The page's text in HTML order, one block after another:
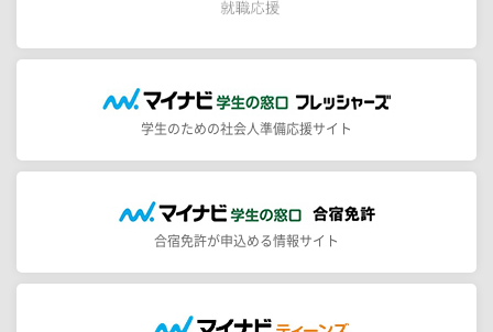
学生のための社会人準備応援サイト
合宿免許が申込める情報サイト